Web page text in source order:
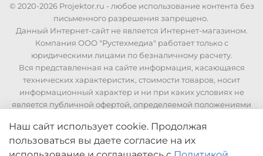
© 2020-2026 Projektor.ru - любое использование контента без
письменного разрешения запрещено.
Данный Интернет-сайт не является Интернет-магазином.
Компания ООО "Рустехмедиа" работает только с
юридическими лицами по безналичному расчету.
Вся представленная на сайте информация, касающаяся
технических характеристик, стоимости товаров, носит
информационный характер и ни при каких условиях не
является публичной офертой, определяемой положениями
стоимости и технических характеристик необходимо
связаться с нашими менеджерами по телефонам указанным
на сайте.
Наш сайт использует cookie. Продолжая
пользоваться вы даете согласие на их